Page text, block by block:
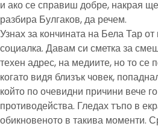
и ако се справиш добре, накрая
разбира Булгаков, да речем.
Узнах за кончината на Бела Тар
социалка. Давам си сметка за
техен адрес, на медиите, но то се
когато видя близък човек,
който по очевидни причини вече
противодейства. Гледах тъпо в
обикновеното в такива моменти.